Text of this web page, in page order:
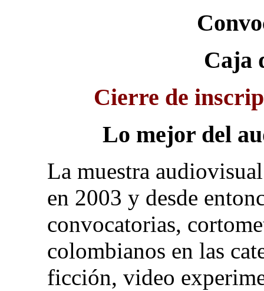
Caja
Cierre de
Lo mejor del
La muestra
en 2003 y desde
convocatorias,
colombianos en las
ficción, video